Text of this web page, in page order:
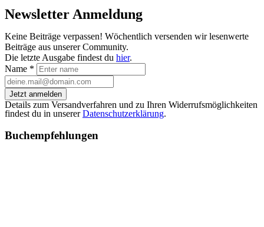
Newsletter Anmeldung
Keine Beiträge verpassen! Wöchentlich versenden wir lesenwerte
Beiträge aus unserer Community.
Die letzte Ausgabe findest du hier.
Name *
Jetzt anmelden
Details zum Versandverfahren und zu Ihren Widerrufsmöglichkeiten
findest du in unsererDatenschutzerklärung.
Buchempfehlungen